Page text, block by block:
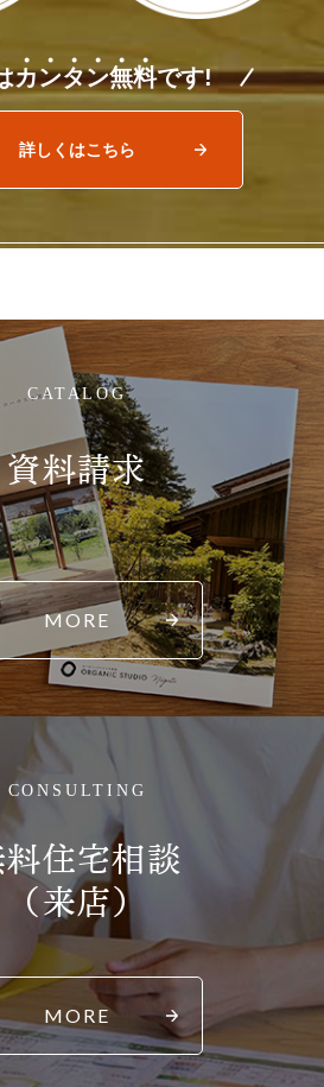
カンタン無料です!
詳しくはこちら
CATALOG
資料請求
MORE
CONSULTING
住宅相談
（来店）
MORE